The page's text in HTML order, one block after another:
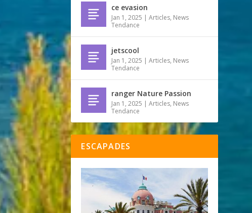
ce evasion
Jan 1, 2025 |Articles, News
Tendance
jetscool
Jan 1, 2025 |Articles, News
Tendance
ranger Nature Passion
Jan 1, 2025 |Articles, News
Tendance
ESCAPADES